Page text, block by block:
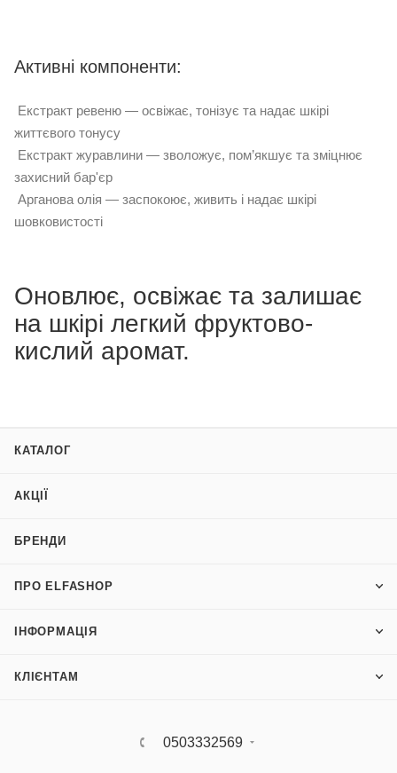
Активні компоненти:
Екстракт ревеню — освіжає, тонізує та надає шкірі
життєвого тонусу
Екстракт журавлини — зволожує, пом’якшує та зміцнює
захисний бар'єр
Арганова олія — заспокоює, живить і надає шкірі
шовковистості
Оновлює, освіжає та залишає
на шкірі легкий фруктово-
кислий аромат.
КАТАЛОГ
АКЦІЇ
БРЕНДИ
ПРО ELFASHOP
ІНФОРМАЦІЯ
КЛІЄНТАМ
0503332569